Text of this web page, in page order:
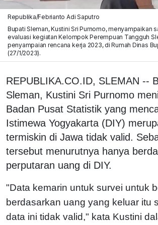
Republika/Febrianto Adi Saputro
Bupati Sleman, Kustini Sri Purnomo, menyampaikan
evaluasi kegiatan Kelompok Perempuan Tangguh
penyampaian rencana kerja 2023, di Rumah Dinas
(27/1/2023).
REPUBLIKA.CO.ID, SLEMAN --
Sleman, Kustini Sri Purnomo
Badan Pusat Statistik yang
Istimewa Yogyakarta (DIY)
termiskin di Jawa tidak valid.
tersebut menurutnya hanya
perputaran uang di DIY.
"Data kemarin untuk survei untuk
berdasarkan uang yang keluar itu
data ini tidak valid," kata Kustini